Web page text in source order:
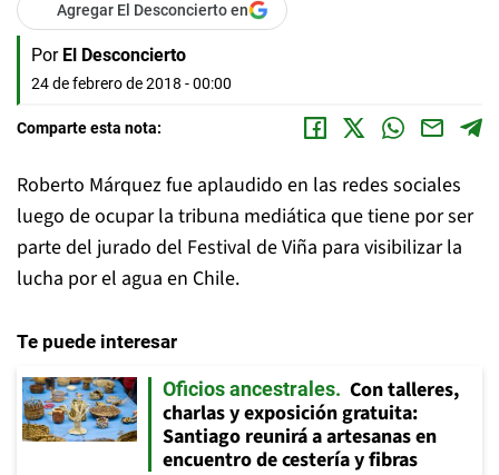
Agregar El Desconcierto en
Por El Desconcierto
24 de febrero de 2018 - 00:00
Comparte esta nota:
Roberto Márquez fue aplaudido en las redes sociales
luego de ocupar la tribuna mediática que tiene por ser
parte del jurado del Festival de Viña para visibilizar la
lucha por el agua en Chile.
Te puede interesar
Oficios ancestrales
Con talleres,
charlas y exposición gratuita:
Santiago reunirá a artesanas en
encuentro de cestería y fibras